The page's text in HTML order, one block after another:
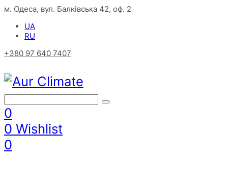
м. Одеса, вул. Балківська 42, оф. 2
UA
RU
+380 97 640 7407
0
0 Wishlist
0